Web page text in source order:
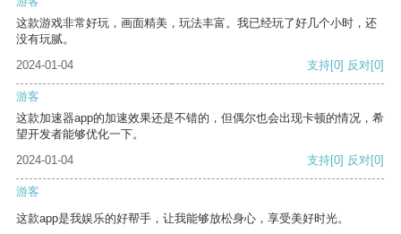
这款游戏非常好玩，画面精美，玩法丰富。我已经玩了好几个小时，还
没有玩腻。
2024-01-04
支持[0] 反对[0]
游客
这款加速器app的加速效果还是不错的，但偶尔也会出现卡顿的情况，希
望开发者能够优化一下。
2024-01-04
支持[0] 反对[0]
游客
这款app是我娱乐的好帮手，让我能够放松身心，享受美好时光。